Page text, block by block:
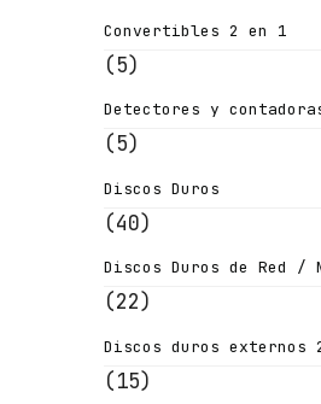
Convertibles 2 en 1
(5)
Detectores y
(5)
Discos Duros
(40)
Discos Duros de Red /
(22)
Discos duros externos
(15)